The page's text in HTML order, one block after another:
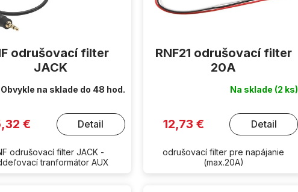
odrušovací filter
JACK
Obvykle na sklade do 48 hod.
€ Detail
odrušovací filter JACK -
tranformátor AUX
RNF21 odrušovací filter
20A
Na sklade (2 ks)
12,73 € Detail
odrušovací filter pre napájanie
(max.20A)